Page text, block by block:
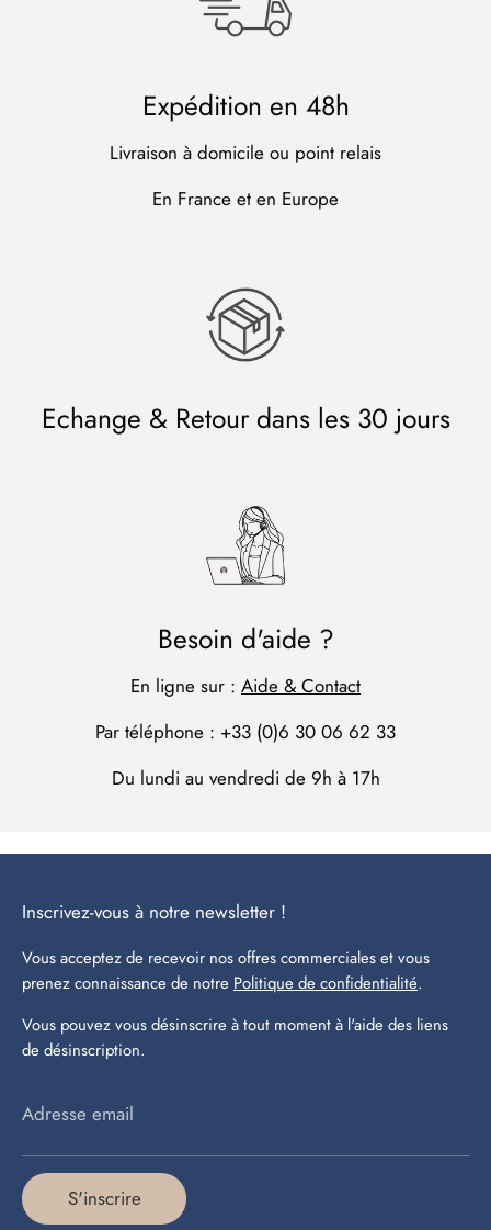
Expédition en 48h
Livraison à domicile ou point relais
En France et en Europe
Echange & Retour dans les 30 jours
Besoin d'aide ?
En ligne sur : Aide & Contact
Par téléphone : +33 (0)6 30 06 62 33
Du lundi au vendredi de 9h à 17h
Inscrivez-vous à notre newsletter !
Vous acceptez de recevoir nos offres commerciales et vous
prenez connaissance de notre Politique de confidentialité.
Vous pouvez vous désinscrire à tout moment à l'aide des liens
de désinscription.
Adresse email
S'inscrire